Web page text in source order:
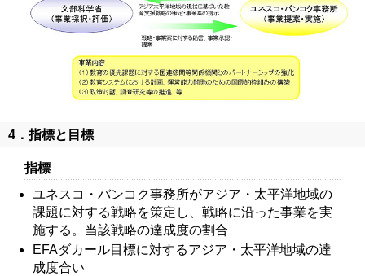
4．指標と目標
指標
ユネスコ・バンコク事務所がアジア・太平洋地域の
課題に対する戦略を策定し、戦略に沿った事業を実
施する。当該戦略の達成度の割合
EFAダカール目標に対するアジア・太平洋地域の達
成度合い